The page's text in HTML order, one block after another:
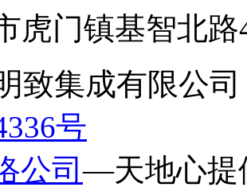
虎门镇基智北路
致集成有限公
号
公司—天地心提